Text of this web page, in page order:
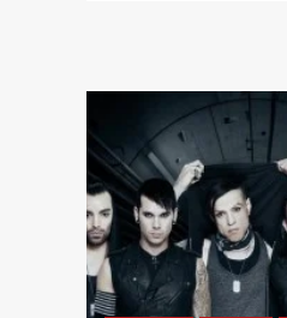
30
años
en
este
2016